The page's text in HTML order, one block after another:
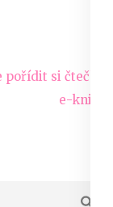
pořídit si čtečku
e-knih?